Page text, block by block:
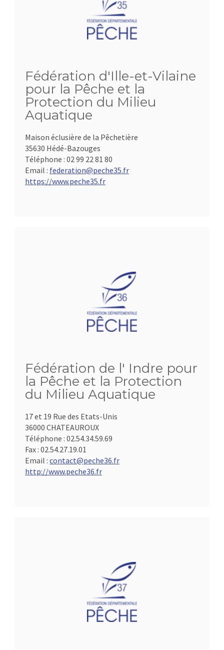
Fédération d'Ille-et-Vilaine
pour la Pêche et la
Protection du Milieu
Aquatique
Maison éclusière de la Pêchetière
35630 Hédé-Bazouges
Téléphone : 02 99 22 81 80
Email : federation@peche35.fr
https://www.peche35.fr
Fédération de l' Indre pour
la Pêche et la Protection
du Milieu Aquatique
17 et 19 Rue des Etats-Unis
36000 CHATEAUROUX
Téléphone : 02.54.34.59.69
Fax : 02.54.27.19.01
Email : contact@peche36.fr
http://www.peche36.fr